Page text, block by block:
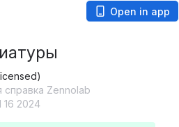
Open in app
справка Zennolab
16 2024